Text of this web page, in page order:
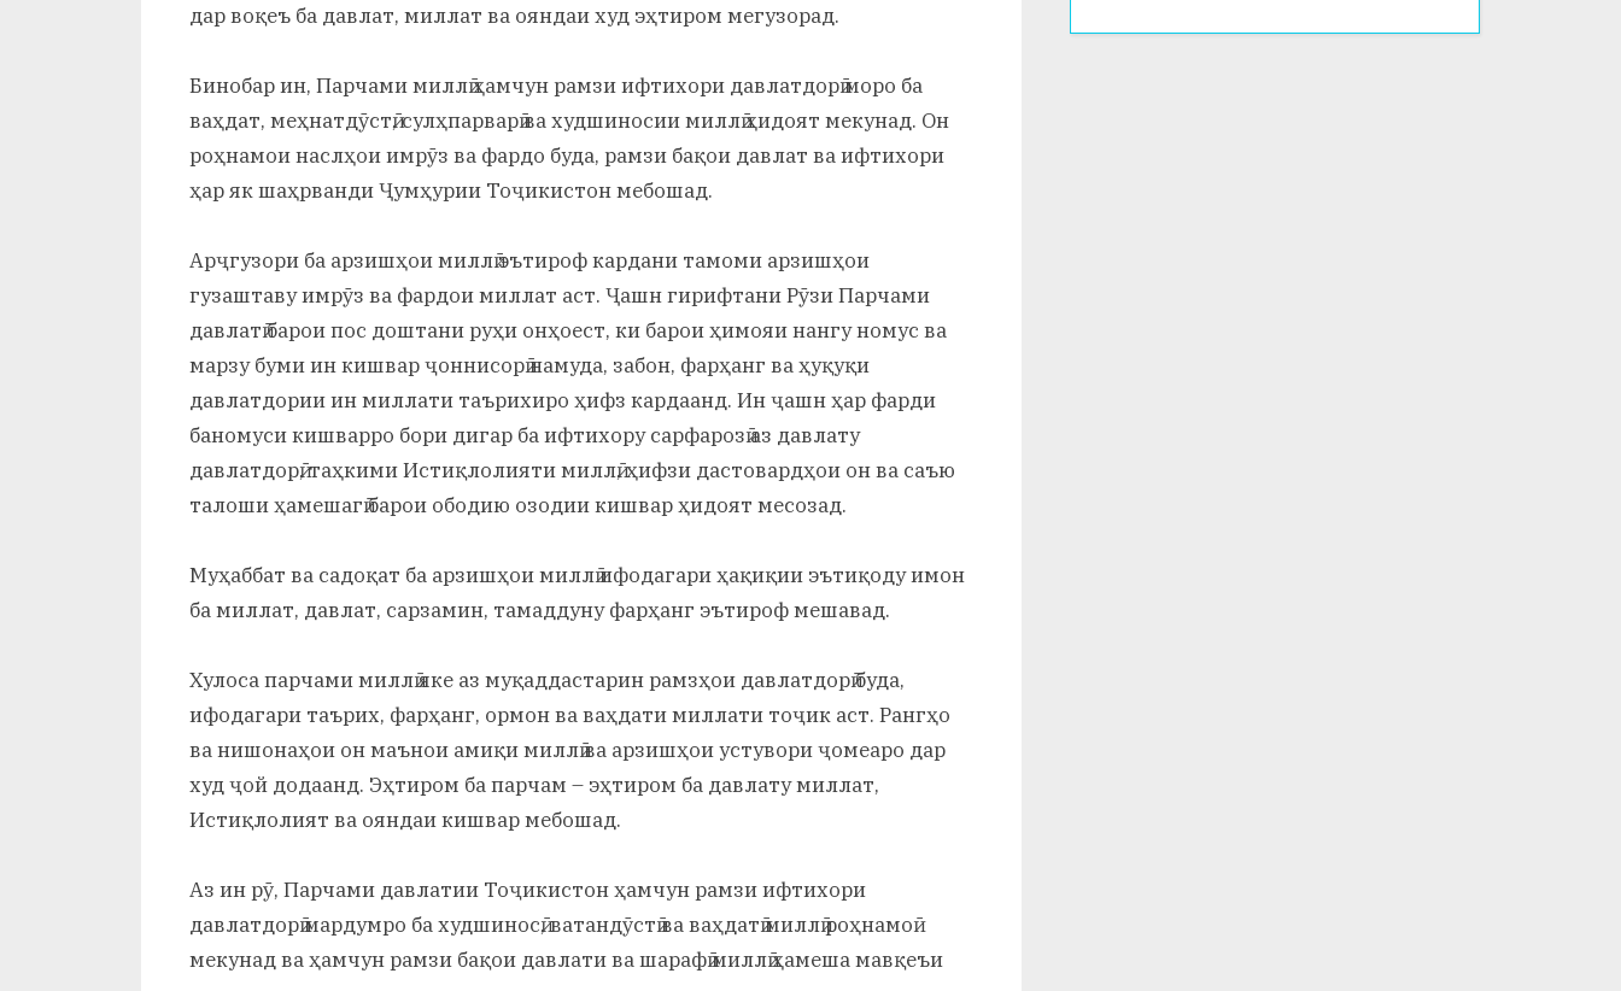
дар воқеъ ба давлат, миллат ва ояндаи худ эҳтиром мегузорад.
Бинобар ин, Парчами миллӣ ҳамчун рамзи ифтихори давлатдорӣ моро ба
ваҳдат, меҳнатдӯстӣ, сулҳпарварӣ ва худшиносии миллӣ ҳидоят мекунад. Он
роҳнамои наслҳои имрӯз ва фардо буда, рамзи бақои давлат ва ифтихори
ҳар як шаҳрванди Ҷумҳурии Тоҷикистон мебошад.
Арҷгузори ба арзишҳои миллӣ эътироф кардани тамоми арзишҳои
гузаштаву имрӯз ва фардои миллат аст. Ҷашн гирифтани Рӯзи Парчами
давлатӣ барои пос доштани руҳи онҳоест, ки барои ҳимояи нангу номус ва
марзу буми ин кишвар ҷоннисорӣ намуда, забон, фарҳанг ва ҳуқуқи
давлатдории ин миллати таърихиро ҳифз кардаанд. Ин ҷашн ҳар фарди
баномуси кишварро бори дигар ба ифтихору сарфарозӣ аз давлату
давлатдорӣ, таҳкими Истиқлолияти миллӣ, ҳифзи дастовардҳои он ва саъю
талоши ҳамешагӣ барои ободию озодии кишвар ҳидоят месозад.
Муҳаббат ва садоқат ба арзишҳои миллӣ ифодагари ҳақиқии эътиқоду имон
ба миллат, давлат, сарзамин, тамаддуну фарҳанг эътироф мешавад.
Хулоса парчами миллӣ яке аз муқаддастарин рамзҳои давлатдорӣ буда,
ифодагари таърих, фарҳанг, ормон ва ваҳдати миллати тоҷик аст. Рангҳо
ва нишонаҳои он маънои амиқи миллӣ ва арзишҳои устувори ҷомеаро дар
худ ҷой додаанд. Эҳтиром ба парчам – эҳтиром ба давлату миллат,
Истиқлолият ва ояндаи кишвар мебошад.
Аз ин рӯ, Парчами давлатии Тоҷикистон ҳамчун рамзи ифтихори
давлатдорӣ мардумро ба худшиносӣ, ватандӯстӣ ва ваҳдатӣ миллӣ роҳнамоӣ
мекунад ва ҳамчун рамзи бақои давлати ва шарафӣ миллӣ ҳамеша мавқеъи